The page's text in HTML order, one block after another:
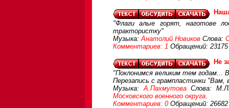
"Флаги алые горят, наготове
трактористку"
Музыка:Анатолий Новиков Слова:
Комментариев: 1 Обращений: 23175
Не
"Поклонимся великим тем годам...
Перезапись с грампластинки "Вам,
Музыка:А.ПахмутоваСлова:
Московского военного округа.
Комментариев: 0 Обращений: 26682